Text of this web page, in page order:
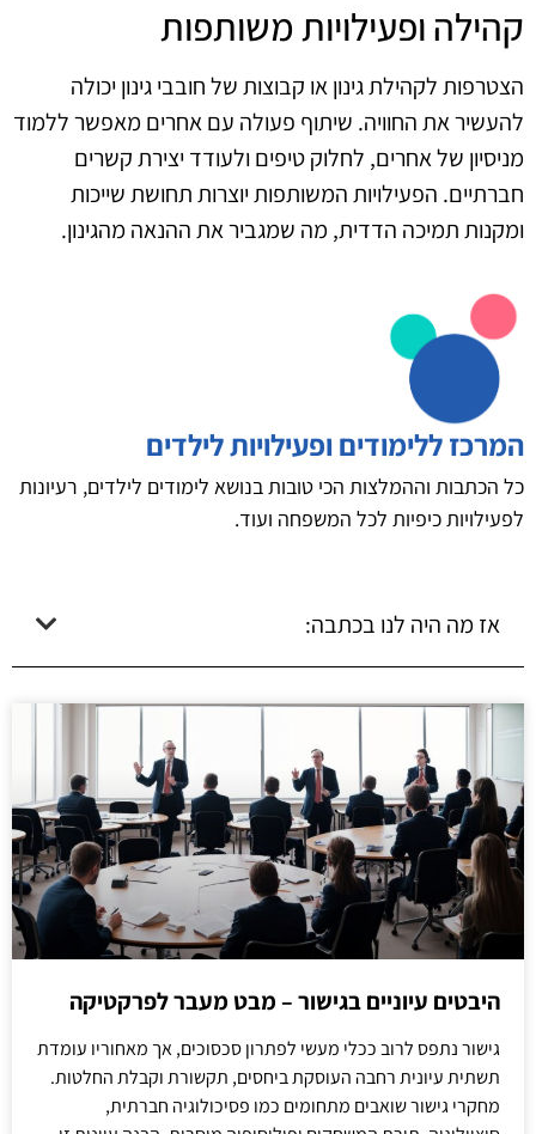
קהילה ופעילויות משותפות
הצטרפות לקהילת גינון או קבוצות של חובבי גינון יכולה
להעשיר את החוויה. שיתוף פעולה עם אחרים מאפשר ללמוד
מניסיון של אחרים, לחלוק טיפים ולעודד יצירת קשרים
חברתיים. הפעילויות המשותפות יוצרות תחושת שייכות
ומקנות תמיכה הדדית, מה שמגביר את ההנאה מהגינון.
המרכז ללימודים ופעילויות לילדים
כל הכתבות וההמלצות הכי טובות בנושא לימודים לילדים, רעיונות
לפעילויות כיפיות לכל המשפחה ועוד.
אז מה היה לנו בכתבה:
היבטים עיוניים בגישור – מבט מעבר לפרקטיקה
גישור נתפס לרוב ככלי מעשי לפתרון סכסוכים, אך מאחוריו עומדת
תשתית עיונית רחבה העוסקת ביחסים, תקשורת וקבלת החלטות.
מחקרי גישור שואבים מתחומים כמו פסיכולוגיה חברתית,